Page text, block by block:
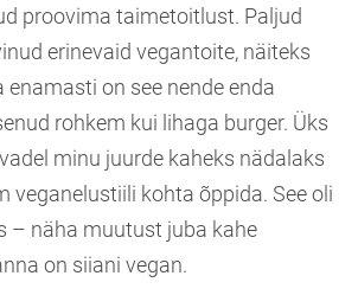
proovima taimetoitlust. Paljud
erinevaid vegantoite, näiteks
enamasti on see nende enda
rohkem kui lihaga burger. Üks
minu juurde kaheks nädalaks
veganelustiili kohta õppida. See oli
– näha muutust juba kahe
on siiani vegan.